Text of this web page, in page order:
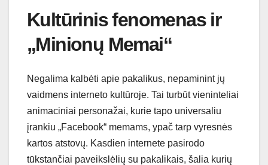
Kultūrinis fenomenas ir
„Minionų Memai“
Negalima kalbėti apie pakalikus, nepaminint jų
vaidmens interneto kultūroje. Tai turbūt vieninteliai
animaciniai personažai, kurie tapo universaliu
įrankiu „Facebook“ memams, ypač tarp vyresnės
kartos atstovų. Kasdien internete pasirodo
tūkstančiai paveikslėlių su pakalikais, šalia kurių